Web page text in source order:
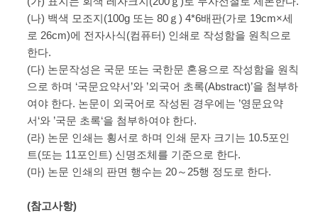
(나) 백색 모조지(100g 또는 80ｇ) 4*6배판(가로 19cm×세
로 26cm)에 전자사식(컴퓨터) 인쇄로 작성함을 원칙으로
한다.
(다) 논문작성은 국문 또는 국한문 혼용으로 작성함을 원칙
으로 하며 ‘국문요약서’와 ’외국어 초록(Abstract)’을 첨부하
여야 한다. 논문이 외국어로 작성된 경우에는 ’영문요약
서‘와 ’국문 초록‘을 첨부하여야 한다.
(라) 논문 인쇄는 횡서로 하며 인쇄 문자 크기는 10.5포인
트(또는 11포인트) 신명조체를 기준으로 한다.
(마) 논문 인쇄의 판면 행수는 20～25행 정도로 한다.
(참고사항)